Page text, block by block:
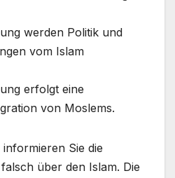
werden Politik und
vom Islam
erfolgt eine
von Moslems.
Sie die
über den Islam. Die